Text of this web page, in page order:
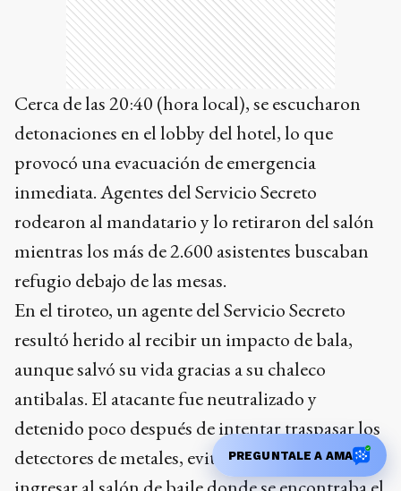
Cerca de las 20:40 (hora local), se escucharon
detonaciones en el lobby del hotel, lo que
provocó una evacuación de emergencia
inmediata. Agentes del Servicio Secreto
rodearon al mandatario y lo retiraron del salón
mientras los más de 2.600 asistentes buscaban
refugio debajo de las mesas.
En el tiroteo, un agente del Servicio Secreto
resultó herido al recibir un impacto de bala,
aunque salvó su vida gracias a su chaleco
antibalas. El atacante fue neutralizado y
detenido poco después de intentar traspasar los
detectores de metales, evitando que lograra
PREGUNTALE A AMA